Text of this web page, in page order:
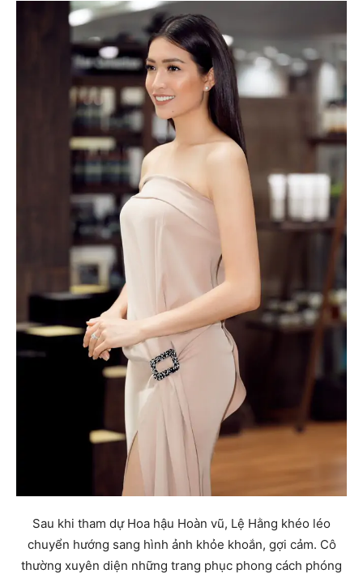
Sau khi tham dự Hoa hậu Hoàn vũ, Lệ Hằng khéo léo
chuyển hướng sang hình ảnh khỏe khoắn, gợi cảm. Cô
thường xuyên diện những trang phục phong cách phóng